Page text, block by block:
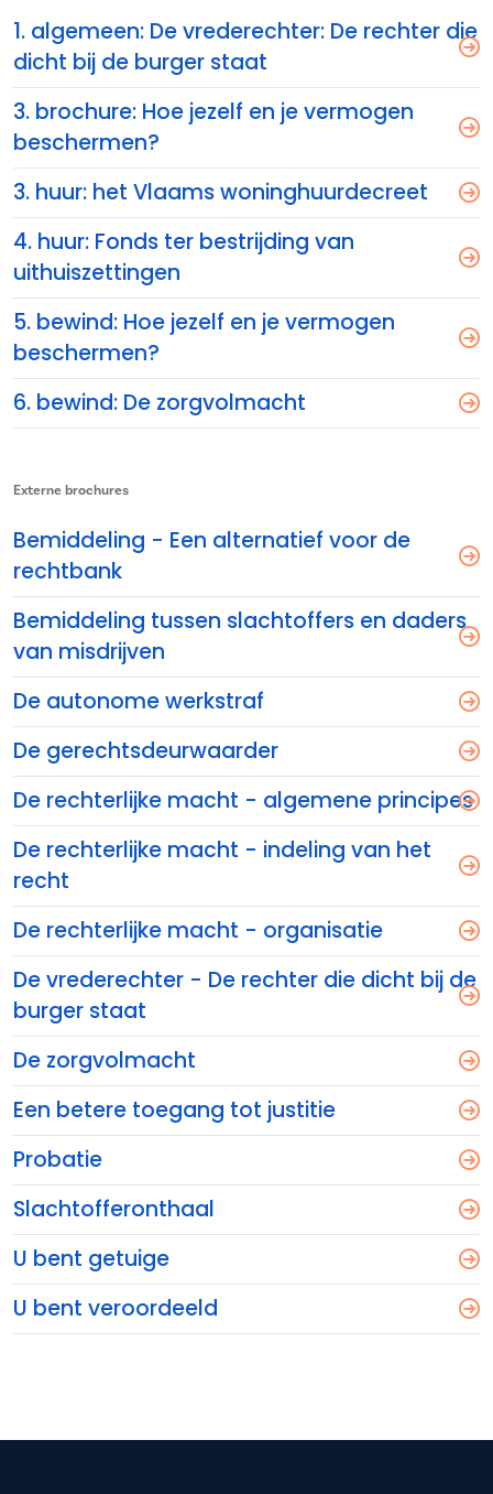
1. algemeen: De vrederechter: De rechter die
dicht bij de burger staat
3. brochure: Hoe jezelf en je vermogen
beschermen?
3. huur: het Vlaams woninghuurdecreet
4. huur: Fonds ter bestrijding van
uithuiszettingen
5. bewind: Hoe jezelf en je vermogen
beschermen?
6. bewind: De zorgvolmacht
Externe brochures
Bemiddeling - Een alternatief voor de
rechtbank
Bemiddeling tussen slachtoffers en daders
van misdrijven
De autonome werkstraf
De gerechtsdeurwaarder
De rechterlijke macht - algemene principes
De rechterlijke macht - indeling van het
recht
De rechterlijke macht - organisatie
De vrederechter - De rechter die dicht bij de
burger staat
De zorgvolmacht
Een betere toegang tot justitie
Probatie
Slachtofferonthaal
U bent getuige
U bent veroordeeld